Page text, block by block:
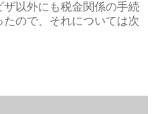
ザ以外にも税金関係の手続
ので、それについては次